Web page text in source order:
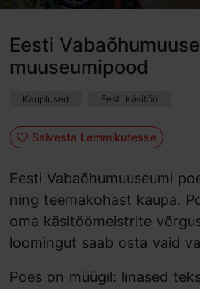
Eesti
muuseumipood
Kauplused Eesti käsitöö
Salvesta Lemmikutesse
Eesti Vabaõhumuuseumi
ning teemakohast kaupa.
oma käsitöömeistrite
loomingut saab osta vaid
Poes on müügil: linased